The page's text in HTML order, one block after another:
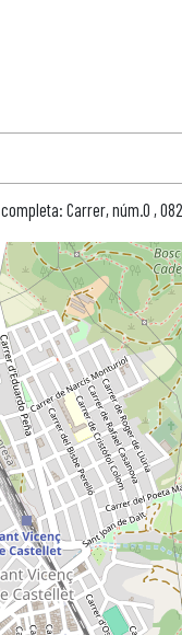
Carrer, núm.0 ,